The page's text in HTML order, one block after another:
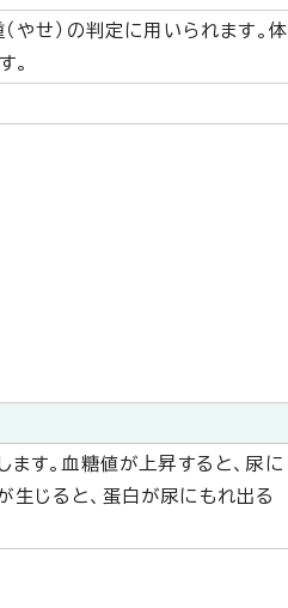
やせ）の判定に用いられます。体
。
ます。血糖値が上昇すると、尿に
生じると、蛋白が尿にもれ出る